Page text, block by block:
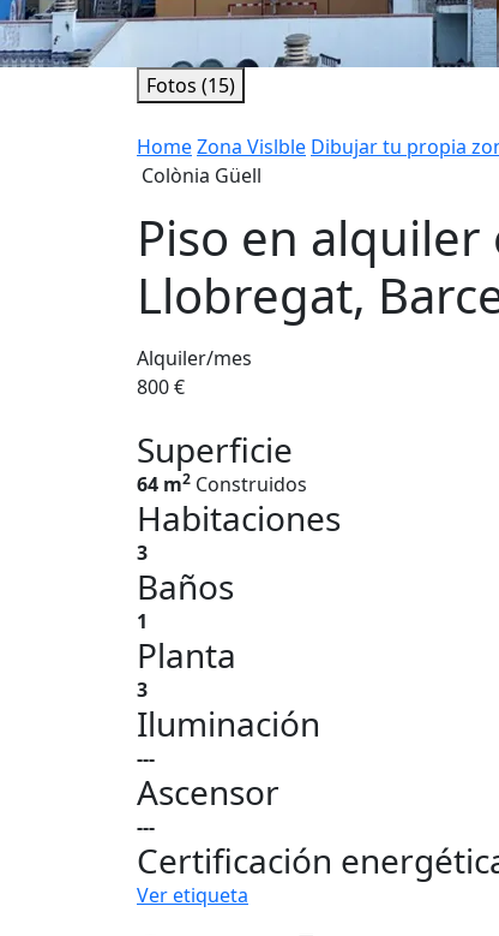
Fotos (15)
HomeZona Vislble Dibujar tu propia
Colònia Güell
Piso en alquiler
Llobregat,
Alquiler/mes
800 €
Superficie
64 m2 Construidos
Habitaciones
3
Baños
1
Planta
3
Iluminación
---
Ascensor
---
Certificación
Ver etiqueta